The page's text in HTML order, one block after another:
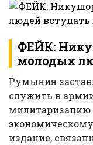
ФЕЙК:
молодых
Румыния
служить в
милитаризацию
издание,